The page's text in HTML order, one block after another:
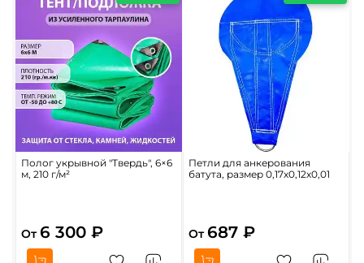
Полог укрывной "Твердь", 6×6
м, 210 г/м²
От 6 300 ₽
Петли для анкерования
батута, размер 0,17x0,12x0,01
От 687 ₽